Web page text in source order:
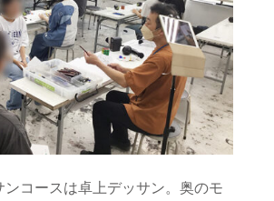
ンコースは卓上デッサン。奥のモ